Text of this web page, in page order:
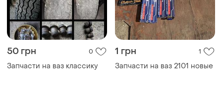
50 грн 0
Запчасти на ваз классику
1 грн 1
Запчасти на ваз 2101 новые